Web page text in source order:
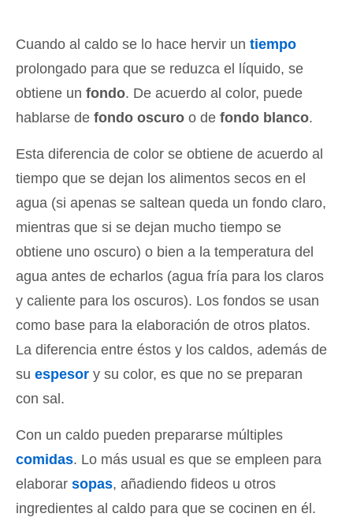
Cuando al caldo se lo hace hervir un tiempo
prolongado para que se reduzca el líquido, se
obtiene un fondo. De acuerdo al color, puede
hablarse de fondo oscuro o de fondo blanco.
Esta diferencia de color se obtiene de acuerdo al
tiempo que se dejan los alimentos secos en el
agua (si apenas se saltean queda un fondo claro,
mientras que si se dejan mucho tiempo se
obtiene uno oscuro) o bien a la temperatura del
agua antes de echarlos (agua fría para los claros
y caliente para los oscuros). Los fondos se usan
como base para la elaboración de otros platos.
La diferencia entre éstos y los caldos, además de
su espesor y su color, es que no se preparan
con sal.
Con un caldo pueden prepararse múltiples
comidas. Lo más usual es que se empleen para
elaborar sopas, añadiendo fideos u otros
ingredientes al caldo para que se cocinen en él.